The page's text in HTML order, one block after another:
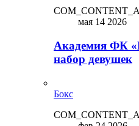
мая 14 2026
Академия ФК
набор девушек
Бокс